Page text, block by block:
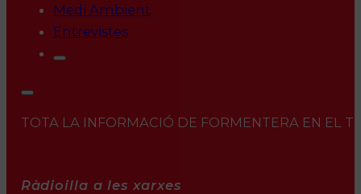
Medi Ambient
Entrevistes
TOTA LA INFORMACIÓ DE FORMENTERA EN EL
Ràdioilla a les xarxes